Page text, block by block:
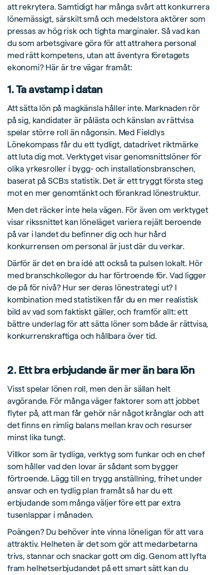
att rekrytera. Samtidigt har många svårt att konkurrera
lönemässigt, särskilt små och medelstora aktörer som
pressas av hög risk och tighta marginaler. Så vad kan
du som arbetsgivare göra för att attrahera personal
med rätt kompetens, utan att äventyra företagets
ekonomi? Här är tre vägar framåt:
1. Ta avstamp i datan
Att sätta lön på magkänsla håller inte. Marknaden rör
på sig, kandidater är pålästa och känslan av rättvisa
spelar större roll än någonsin. Med Fieldlys
Lönekompass får du ett tydligt, datadrivet riktmärke
att luta dig mot. Verktyget visar genomsnittslöner för
olika yrkesroller i bygg- och installationsbranschen,
baserat på SCB:s statistik. Det är ett tryggt första steg
mot en mer genomtänkt och förankrad lönestruktur.
Men det räcker inte hela vägen. För även om verktyget
visar rikssnittet kan löneläget variera rejält beroende
på var i landet du befinner dig och hur hård
konkurrensen om personal är just där du verkar.
Därför är det en bra idé att också ta pulsen lokalt. Hör
med branschkollegor du har förtroende för. Vad ligger
de på för nivå? Hur ser deras lönestrategi ut? I
kombination med statistiken får du en mer realistisk
bild av vad som faktiskt gäller, och framför allt: ett
bättre underlag för att sätta löner som både är rättvisa,
konkurrenskraftiga och hållbara över tid.
2. Ett bra erbjudande är mer än bara lön
Visst spelar lönen roll, men den är sällan helt
avgörande. För många väger faktorer som att jobbet
flyter på, att man får gehör när något krånglar och att
det finns en rimlig balans mellan krav och resurser
minst lika tungt.
Villkor som är tydliga, verktyg som funkar och en chef
som håller vad den lovar är sådant som bygger
förtroende. Lägg till en trygg anställning, frihet under
ansvar och en tydlig plan framåt så har du ett
erbjudande som många väljer före ett par extra
tusenlappar i månaden.
Poängen? Du behöver inte vinna löneligan för att vara
attraktiv. Helheten är det som gör att medarbetarna
trivs, stannar och snackar gott om dig. Genom att lyfta
fram helhetserbjudandet på ett smart sätt kan du